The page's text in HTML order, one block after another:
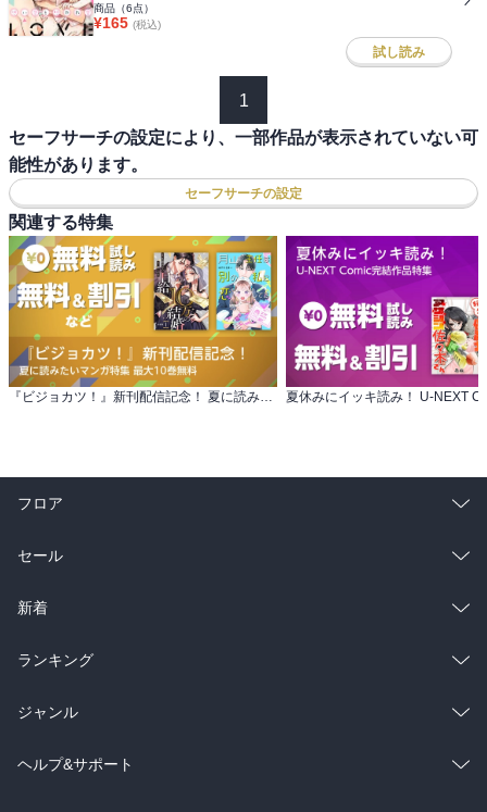
商品（6点）
¥165 (税込)
試し読み
1
セーフサーチの設定により、一部作品が表示されていない可
能性があります。
セーフサーチの設定
関連する特集
『ビジョカツ！』新刊配信記念！ 夏に読みたいマンガ特集 最大10巻無料
フロア
総合
ラノベ
雑誌・グラビア
BL・TL
セール
総合
ラノベ
雑誌・グラビア
BL・TL
新着
総合
ラノベ
雑誌・グラビア
ランキング
総合
ラノベ
ジャンル
コミック
ヘルプ&サポート